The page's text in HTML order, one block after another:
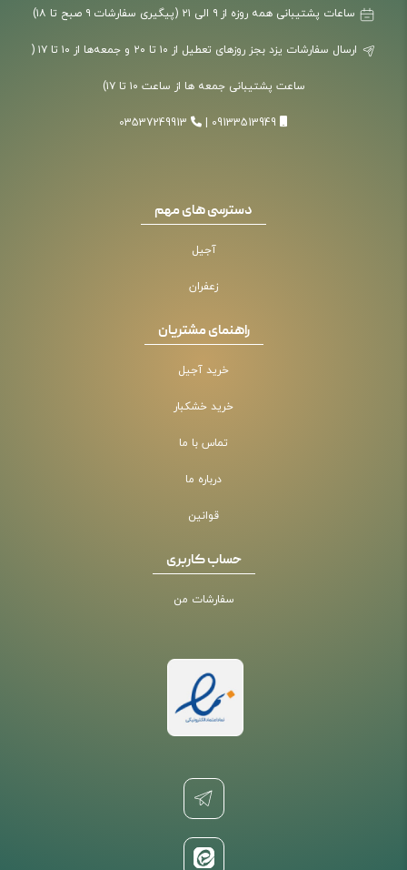
ارسال سفارشات یزد بجز روزهای تعطیل از ۱۰ تا ۲۰ و جمعه‌ها از ۱۰ تا ۱۷ (
ساعت پشتیبانی جمعه ها از ساعت ۱۰ تا ۱۷)
09133513949
03537249913
دسترسی های مهم
آجیل
زعفران
راهنمای مشتریان
خرید آجیل
خرید خشکبار
تماس با ما
درباره ما
قوانین
حساب کاربری
سفارشات من